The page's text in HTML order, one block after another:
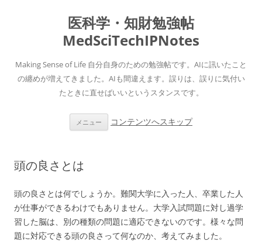
医科学・知財勉強帖
MedSciTechIPNotes
Making Sense of Life 自分自身のための勉強帖です。AIに訊いたこと
の纏めが増えてきました。AIも間違えます。誤りは、誤りに気付い
たときに直せばいいというスタンスです。
メニュー コンテンツへスキップ
頭の良さとは
頭の良さとは何でしょうか。難関大学に入った人、卒業した人
が仕事ができるわけでもありません。大学入試問題に対し過学
習した脳は、別の種類の問題に適応できないのです。様々な問
題に対応できる頭の良さって何なのか、考えてみました。